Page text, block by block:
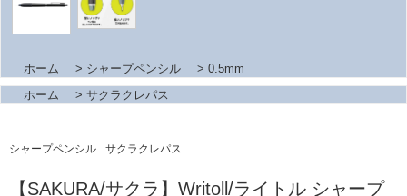
ホーム > シャープペンシル > 0.5mm
ホーム
> サクラクレパス
シャープペンシル サクラクレパス
【SAKURA/サクラ】Writoll/ライトル シャープ